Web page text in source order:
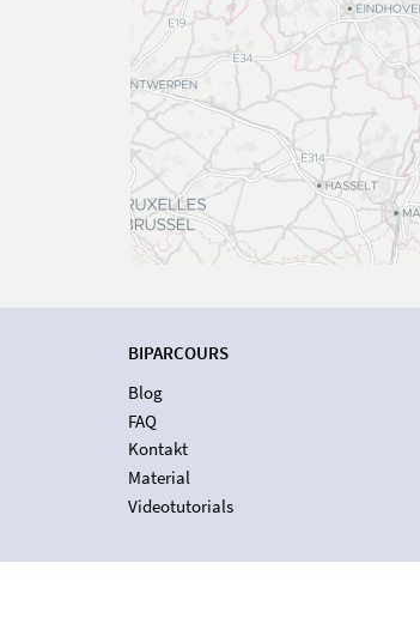
BIPARCOURS
Blog
FAQ
Kontakt
Material
Videotutorials